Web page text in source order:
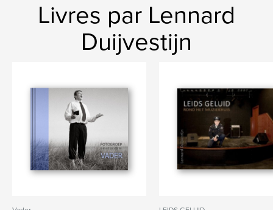
Livres par Lennard
Duijvestijn